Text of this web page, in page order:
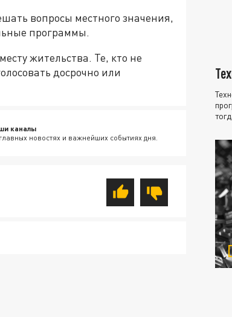
вопросы местного значения,
программы.
жительства. Те, кто не
досрочно или
каналы
новостях и важнейших событиях дня.